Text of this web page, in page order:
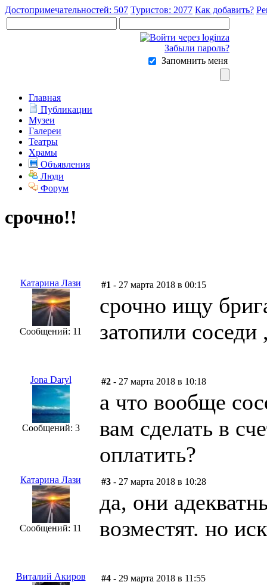
Достопримечательностей: 507 Туристов: 2077 Как добавить?
Забыли пароль?
Запомнить меня
Главная
Публикации
Музеи
Галереи
Театры
Храмы
Объявления
Люди
Форум
срочно!!
Катарина Лази
Сообщений: 11
#1 - 27 марта 2018 в 00:15
срочно ищу
затопили
Jona Daryl
Сообщений: 3
#2 - 27 марта 2018 в 10:18
а что вообще
вам сделать в
оплатить?
Катарина Лази
Сообщений: 11
#3 - 27 марта 2018 в 10:28
да, они
возместят. но
Виталий Акиров #4 - 29 марта 2018 в 11:55